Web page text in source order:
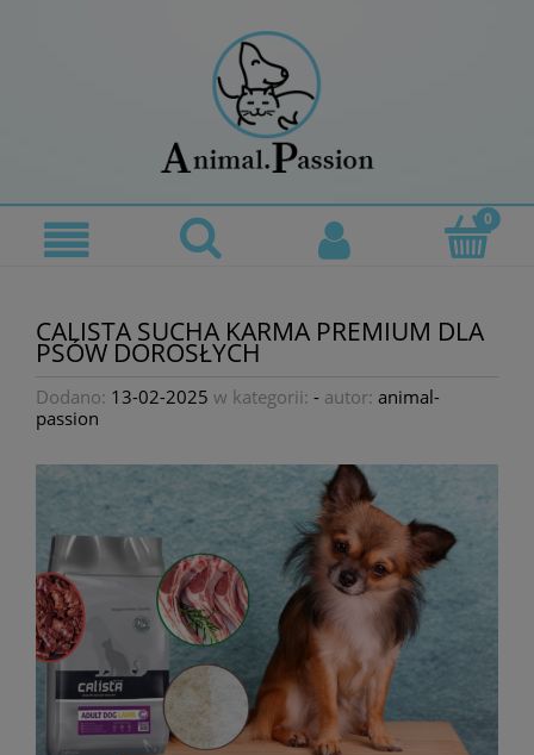
CALISTA SUCHA KARMA PREMIUM DLA
PSÓW DOROSŁYCH
Dodano: 13-02-2025 w kategorii: - autor: animal-
passion